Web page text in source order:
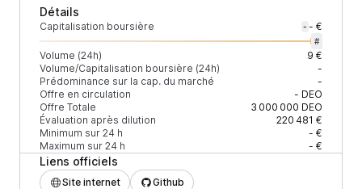
Détails
Capitalisation boursière - - €
#
Volume (24h)
9 €
Volume/Capitalisation boursière (24h)
-
Prédominance sur la cap. du marché
-
Offre en circulation
- DEO
Offre Totale
3 000 000 DEO
Évaluation après dilution
220 481 €
Minimum sur 24 h
- €
Maximum sur 24 h
- €
Liens officiels
Site internet Github